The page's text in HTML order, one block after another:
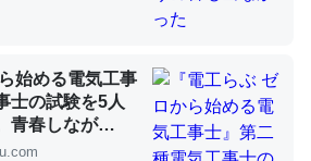
少ないのか。知らんかった。調べたら
分はエビの600分の1程度。
昆虫学の大問題＝「昆虫はなぜ海にいな
始める電気工事
士の試験を5人
青春しなが
“本番形式CBT